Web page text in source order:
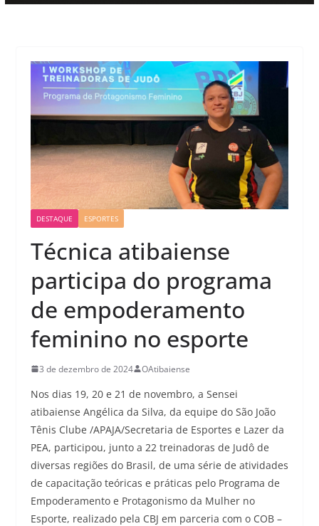
DESTAQUE ESPORTES
Técnica atibaiense
participa do programa
de empoderamento
feminino no esporte
3 de dezembro de 2024 OAtibaiense
Nos dias 19, 20 e 21 de novembro, a Sensei
atibaiense Angélica da Silva, da equipe do São João
Tênis Clube /APAJA/Secretaria de Esportes e Lazer da
PEA, participou, junto a 22 treinadoras de Judô de
diversas regiões do Brasil, de uma série de atividades
de capacitação teóricas e práticas pelo Programa de
Empoderamento e Protagonismo da Mulher no
Esporte, realizado pela CBJ em parceria com o COB –